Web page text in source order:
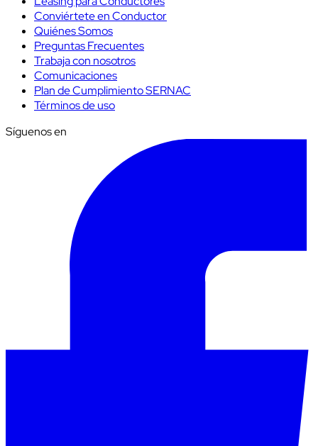
Conviértete en Conductor
Quiénes Somos
Preguntas Frecuentes
Trabaja con nosotros
Comunicaciones
Plan de Cumplimiento SERNAC
Términos de uso
Síguenos en